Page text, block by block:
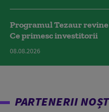
Programul Tezaur
Ce primesc investitorii
08.08.2026
PARTENERII